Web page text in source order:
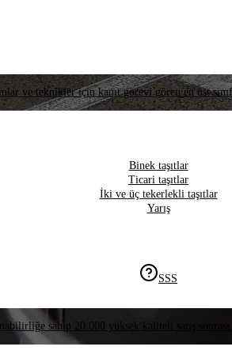
ve teknikler için kanıt görevi gören en üst
Binek taşıtlar
Ticari taşıtlar
İki ve üç tekerlekli taşıtlar
Yarış
SSS
sahip 20.000 yüksek kaliteli satış